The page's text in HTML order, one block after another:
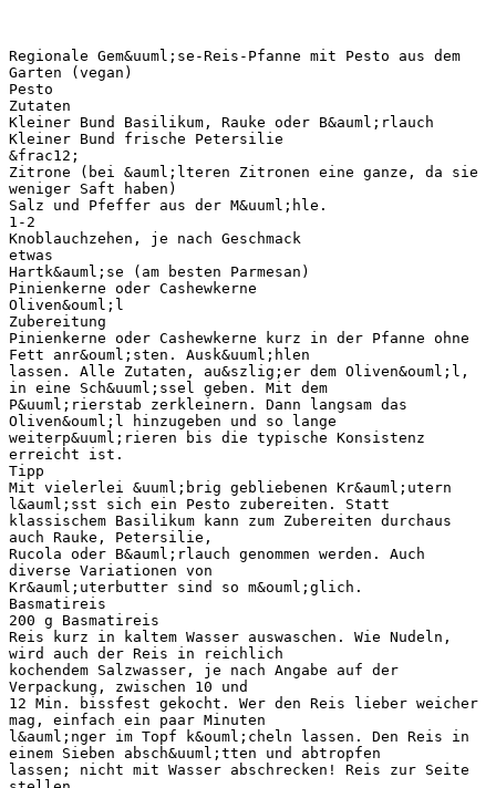
Regionale Gem&uuml;se-Reis-Pfanne mit Pesto aus dem
Garten (vegan)
Pesto
Zutaten
Kleiner Bund Basilikum, Rauke oder B&auml;rlauch
Kleiner Bund frische Petersilie
&frac12;
Zitrone (bei &auml;lteren Zitronen eine ganze, da sie
weniger Saft haben)
Salz und Pfeffer aus der M&uuml;hle.
1-2
Knoblauchzehen, je nach Geschmack
etwas
Hartk&auml;se (am besten Parmesan)
Pinienkerne oder Cashewkerne
Oliven&ouml;l
Zubereitung
Pinienkerne oder Cashewkerne kurz in der Pfanne ohne
Fett anr&ouml;sten. Ausk&uuml;hlen
lassen. Alle Zutaten, au&szlig;er dem Oliven&ouml;l,
in eine Sch&uuml;ssel geben. Mit dem
P&uuml;rierstab zerkleinern. Dann langsam das
Oliven&ouml;l hinzugeben und so lange
weiterp&uuml;rieren bis die typische Konsistenz
erreicht ist.
Tipp
Mit vielerlei &uuml;brig gebliebenen Kr&auml;utern
l&auml;sst sich ein Pesto zubereiten. Statt
klassischem Basilikum kann zum Zubereiten durchaus
auch Rauke, Petersilie,
Rucola oder B&auml;rlauch genommen werden. Auch
diverse Variationen von
Kr&auml;uterbutter sind so m&ouml;glich.
Basmatireis
200 g Basmatireis
Reis kurz in kaltem Wasser auswaschen. Wie Nudeln,
wird auch der Reis in reichlich
kochendem Salzwasser, je nach Angabe auf der
Verpackung, zwischen 10 und
12 Min. bissfest gekocht. Wer den Reis lieber weicher
mag, einfach ein paar Minuten
l&auml;nger im Topf k&ouml;cheln lassen. Den Reis in
einem Sieben absch&uuml;tten und abtropfen
lassen; nicht mit Wasser abschrecken! Reis zur Seite